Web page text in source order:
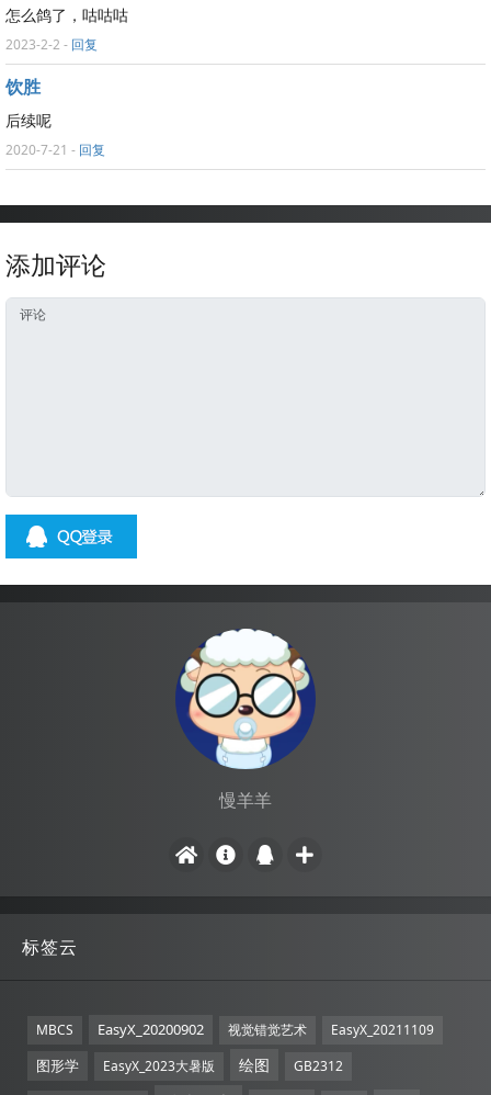
怎么鸽了，咕咕咕
2023-2-2 - 回复
饮胜
后续呢
2020-7-21 - 回复
添加评论
慢羊羊
标签云
MBCS EasyX_20200902 视觉错觉艺术 EasyX_20211109
图形学 EasyX_2023大暑版 绘图 GB2312